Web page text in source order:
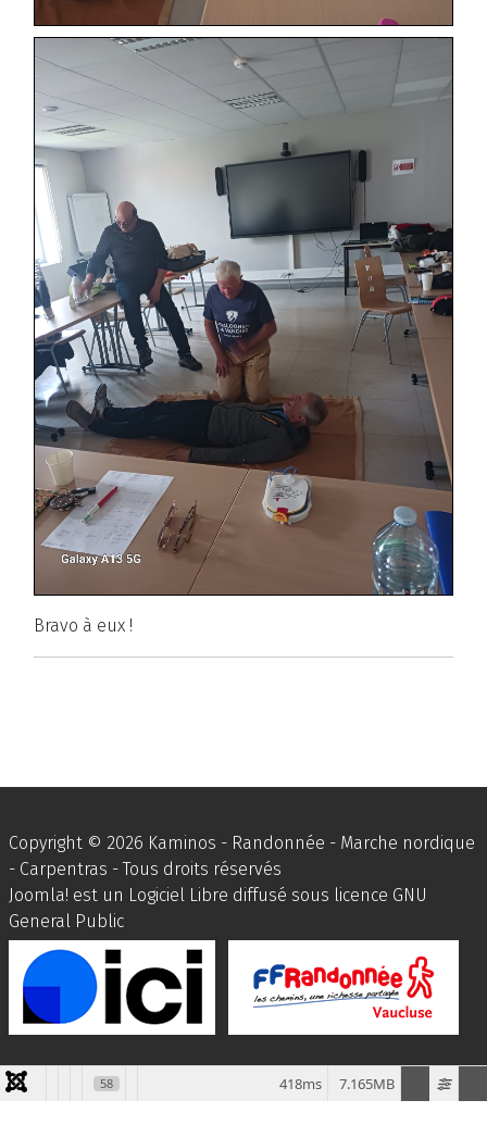
Bravo à eux !
Copyright © 2026 Kaminos - Randonnée - Marche nordique
- Carpentras - Tous droits réservés
Joomla! est un Logiciel Libre diffusé sous licence GNU
General Public
58 7.165MB
418ms